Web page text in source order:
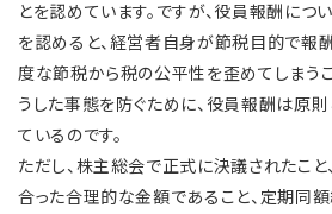
とを認めています。ですが、役員報酬に
を認めると、経営者自身が節税目的で報
度な節税から税の公平性を歪めてしまう
うした事態を防ぐために、役員報酬は原
ているのです。
ただし、株主総会で正式に決議されたこ
合った合理的な金額であること、定期同